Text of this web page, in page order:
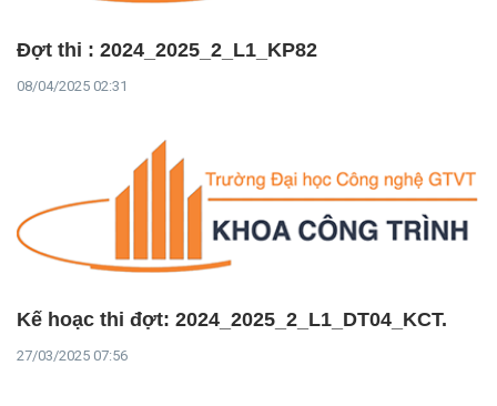
Đợt thi : 2024_2025_2_L1_KP82
08/04/2025 02:31
Kế hoạc thi đợt: 2024_2025_2_L1_DT04_KCT.
27/03/2025 07:56